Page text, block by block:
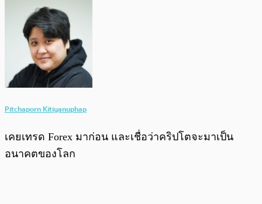
Pitchaporn Kitiyanuphap
เคยเทรด Forex มาก่อน และเชื่อว่าคริปโตจะมาเป็น
อนาคตของโลก